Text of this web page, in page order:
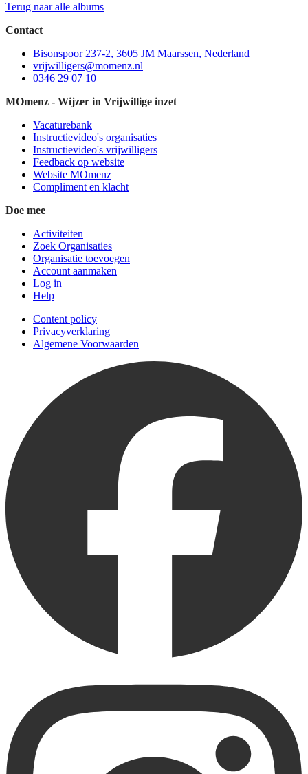
Terug naar alle albums
Contact
Bisonspoor 237-2, 3605 JM Maarssen, Nederland
vrijwilligers@momenz.nl
0346 29 07 10
MOmenz - Wijzer in Vrijwillige inzet
Vacaturebank
Instructievideo's organisaties
Instructievideo's vrijwilligers
Feedback op website
Website MOmenz
Compliment en klacht
Doe mee
Activiteiten
Zoek Organisaties
Organisatie toevoegen
Account aanmaken
Log in
Help
Content policy
Privacyverklaring
Algemene Voorwaarden